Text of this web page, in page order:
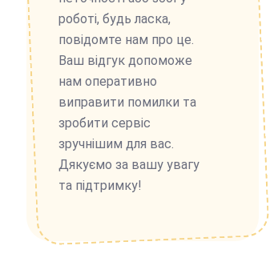
роботі, будь ласка,
повідомте нам про це.
Ваш відгук допоможе
нам оперативно
виправити помилки та
зробити сервіс
зручнішим для вас.
Дякуємо за вашу увагу
та підтримку!